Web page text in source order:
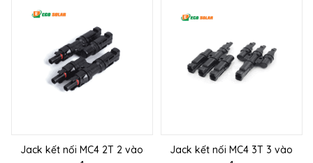
Jack kết nối MC4 2T 2 vào
Jack kết nối MC4 3T 3 vào